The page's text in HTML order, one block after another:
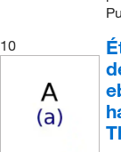
10